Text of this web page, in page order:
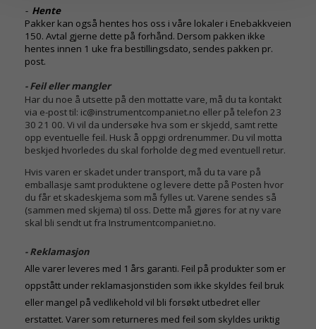
-Hente
Pakker kan også hentes hos oss i våre lokaler i Enebakkveien
150. Avtal gjerne dette på forhånd. Dersom pakken ikke
hentes innen 1 uke fra bestillingsdato, sendes pakken pr.
post.
- Feil eller mangler
Har du noe å utsette på den mottatte vare, må du ta kontakt
via e-post til: ic@instrumentcompaniet.no eller på telefon 23
30 21 00. Vi vil da undersøke hva som er skjedd, samt rette
opp eventuelle feil. Husk å oppgi ordrenummer. Du vil motta
beskjed hvorledes du skal forholde deg med eventuell retur.
Hvis varen er skadet under transport, må du ta vare på
emballasje samt produktene og levere dette på Posten hvor
du får et skadeskjema som må fylles ut. Varene sendes så
(sammen med skjema) til oss. Dette må gjøres for at ny vare
skal bli sendt ut fra Instrumentcompaniet.no.
- Reklamasjon
Alle varer leveres med 1 års garanti. Feil på produkter som er
oppstått under reklamasjonstiden som ikke skyldes feil bruk
eller mangel på vedlikehold vil bli forsøkt utbedret eller
erstattet. Varer som returneres med feil som skyldes uriktig